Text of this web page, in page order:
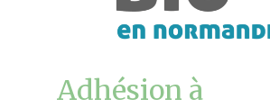
Adhésion à